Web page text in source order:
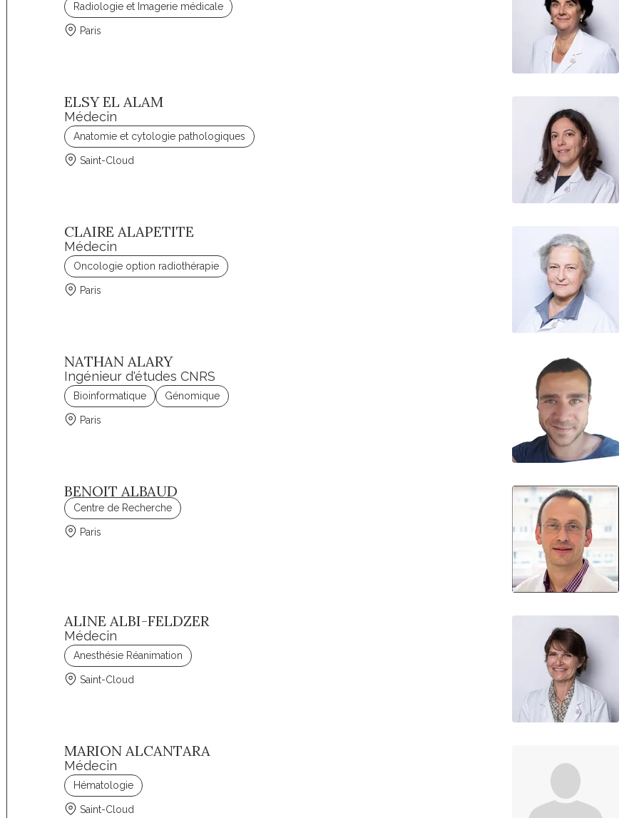
Radiologie et Imagerie médicale
Paris
ELSY EL ALAM
Médecin
Anatomie et cytologie pathologiques
Saint-Cloud
CLAIRE ALAPETITE
Médecin
Oncologie option radiothérapie
Paris
NATHAN ALARY
Ingénieur d'études CNRS
Bioinformatique Génomique
Paris
BENOIT ALBAUD
Centre de Recherche
Paris
ALINE ALBI-FELDZER
Médecin
Anesthésie Réanimation
Saint-Cloud
MARION ALCANTARA
Médecin
Hématologie
Saint-Cloud